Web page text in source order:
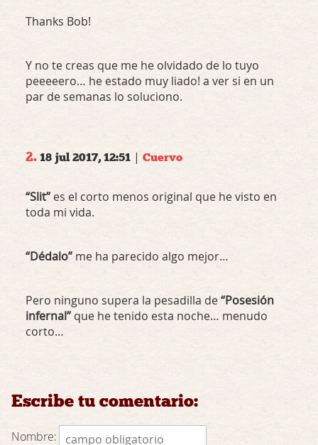
Thanks Bob!
Y no te creas que me he olvidado de lo tuyo
peeeeero… he estado muy liado! a ver si en un
par de semanas lo soluciono.
2. 18 jul 2017, 12:51 | Cuervo
“Slit” es el corto menos original que he visto en
toda mi vida.
“Dédalo” me ha parecido algo mejor…
Pero ninguno supera la pesadilla de“Posesión
infernal” que he tenido esta noche… menudo
corto…
Escribe tu comentario:
Nombre: